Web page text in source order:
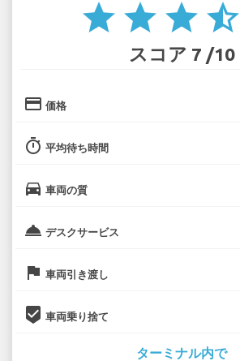
star star star star_half
スコア 7 /10
credit_card 価格
timer 平均待ち時間
directions_car 車両の質
room_service デスクサービス
flag 車両引き渡し
beenhere 車両乗り捨て
ターミナル内で